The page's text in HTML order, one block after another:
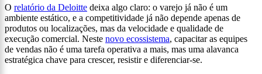
O relatório da Deloitte deixa algo claro: o varejo já não é um
ambiente estático, e a competitividade já não depende apenas de
produtos ou localizações, mas da velocidade e qualidade de
execução comercial. Neste novo ecossistema, capacitar as equipes
de vendas não é uma tarefa operativa a mais, mas uma alavanca
estratégica chave para crescer, resistir e diferenciar-se.